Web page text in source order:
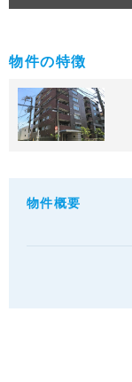
物件の特徴
物件概要